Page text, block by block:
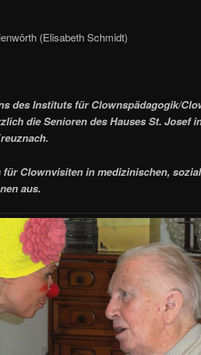
(Elisabeth Schmidt)
des Instituts für Clownspädagogik/
die Senioren des Hauses St. Josef
Clownvisiten in medizinischen,
aus.